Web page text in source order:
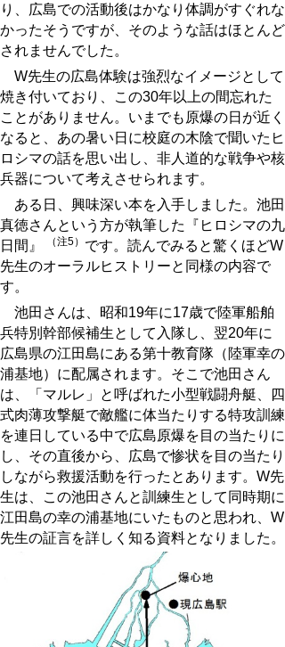
り、広島での活動後はかなり体調がすぐれな
かったそうですが、そのような話はほとんど
されませんでした。
W先生の広島体験は強烈なイメージとして
焼き付いており、この30年以上の間忘れた
ことがありません。いまでも原爆の日が近く
なると、あの暑い日に校庭の木陰で聞いたヒ
ロシマの話を思い出し、非人道的な戦争や核
兵器について考えさせられます。
ある日、興味深い本を入手しました。池田
真徳さんという方が執筆した『ヒロシマの九
日間』
（注5） です。読んでみると驚くほどW
先生のオーラルヒストリーと同様の内容で
す。
池田さんは、昭和19年に17歳で陸軍船舶
兵特別幹部候補生として入隊し、翌20年に
広島県の江田島にある第十教育隊（陸軍幸の
浦基地）に配属されます。そこで池田さん
は、「マルレ」と呼ばれた小型戦闘舟艇、四
式肉薄攻撃艇で敵艦に体当たりする特攻訓練
を連日している中で広島原爆を目の当たりに
し、その直後から、広島で惨状を目の当たり
しながら救援活動を行ったとあります。W先
生は、この池田さんと訓練生として同時期に
江田島の幸の浦基地にいたものと思われ、W
先生の証言を詳しく知る資料となりました。